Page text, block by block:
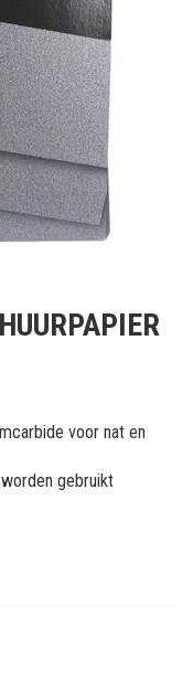
voor nat en
gebruikt